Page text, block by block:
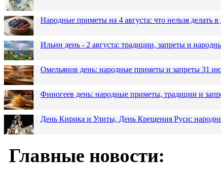
Народные приметы на 4 августа: что нельзя
Ильин день - 2 августа: традиции, запреты и
Омельянов день: народные приметы и запреты 31
Финогеев день: народные приметы, традиции и
День Кирика и Улиты, День Крещения Руси:
Главные новости: